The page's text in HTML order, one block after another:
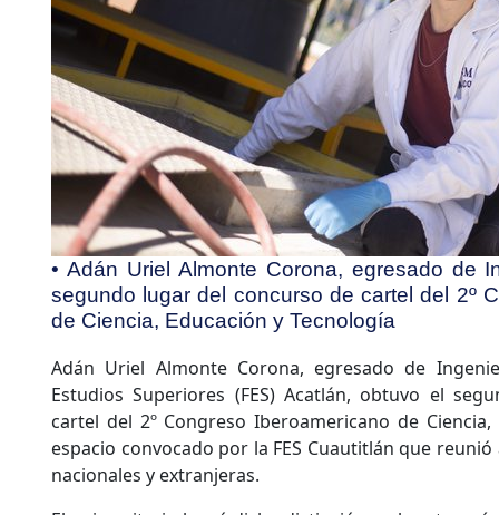
• Adán Uriel Almonte Corona, egresado de
segundo lugar del concurso de cartel del 2º
de Ciencia, Educación y Tecnología
Adán Uriel Almonte Corona, egresado de
Estudios Superiores (FES) Acatlán, obtuvo el
cartel del 2º Congreso Iberoamericano de
espacio convocado por la FES Cuautitlán que
nacionales y extranjeras.